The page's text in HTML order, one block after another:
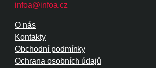
infoa@infoa.cz
O nás
Kontakty
Obchodní podmínky
Ochrana osobních údajů